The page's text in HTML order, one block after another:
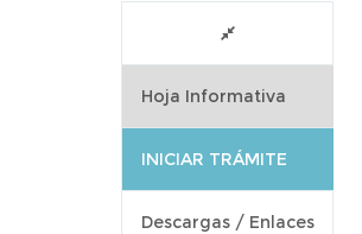
Hoja Informativa
INICIAR TRÁMITE
Descargas / Enlaces